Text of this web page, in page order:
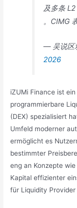
及多条
。CIMG
— 吴说区
2026
iZUMi Finance ist
programmierbare
(DEX) spezialisiert
Umfeld moderner
ermöglicht es
bestimmter
eng an Konzepte
Kapital effizienter
für Liquidity